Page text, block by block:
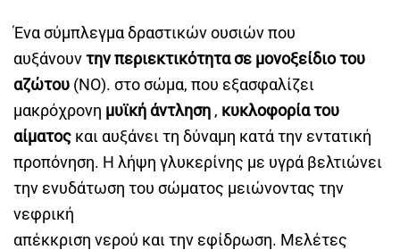
Ένα σύμπλεγμα δραστικών ουσιών που
αυξάνουντην περιεκτικότητα σε μονοξείδιο του
αζώτου (ΝΟ). στο σώμα, που εξασφαλίζει
μακρόχρονη μυϊκή άντληση , κυκλοφορία του
αίματος και αυξάνει τη δύναμη κατά την εντατική
προπόνηση. Η λήψη γλυκερίνης με υγρά βελτιώνει
την ενυδάτωση του σώματος μειώνοντας την
νεφρική
απέκκριση νερού και την εφίδρωση. Μελέτες